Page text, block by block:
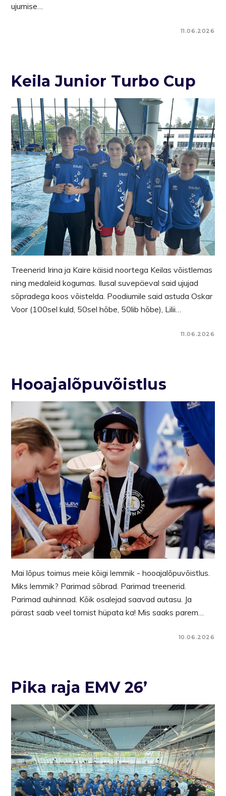
ujumise…
11.06.2026
Keila Junior Turbo Cup
Treenerid Irina ja Kaire käisid noortega Keilas võistlemas
ning medaleid kogumas. Ilusal suvepäeval said ujujad
sõpradega koos võistelda. Poodiumile said astuda Oskar
Voor (100sel kuld, 50sel hõbe, 50lib hõbe), Lilii…
11.06.2026
Hooajalõpuvõistlus
Mai lõpus toimus meie kõigi lemmik - hooajalõpuvõistlus.
Miks lemmik? Parimad sõbrad. Parimad treenerid.
Parimad auhinnad. Kõik osalejad saavad autasu. Ja
pärast saab veel tornist hüpata ka! Mis saaks parem…
10.06.2026
Pika raja EMV 26’